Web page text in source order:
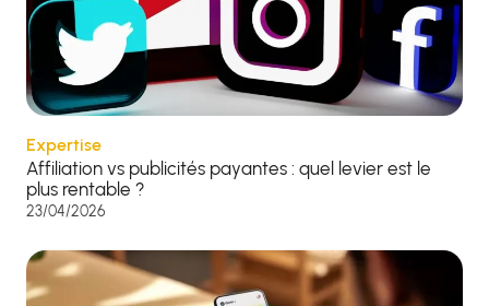
Expertise
Affiliation vs publicités payantes : quel levier est le
plus rentable ?
23/04/2026